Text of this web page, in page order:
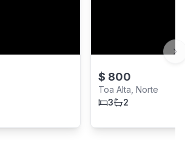
$ 800
Toa Alta, Norte
3
2